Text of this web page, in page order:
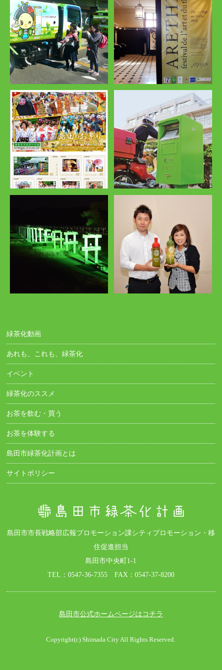
緑茶化動画
あれも、これも、緑茶化
イベント
緑茶化のススメ
お茶を飲む・買う
お茶を体験する
島田市緑茶化計画とは
サイトポリシー
島田市市長戦略部広報プロモーション課シティプロモーション・移
住促進担当
島田市中央町1-1
TEL：0547-36-7355 FAX：0547-37-8200
島田市公式ホームページはコチラ
Copyright(c) Shimada City All Rights Reserved.